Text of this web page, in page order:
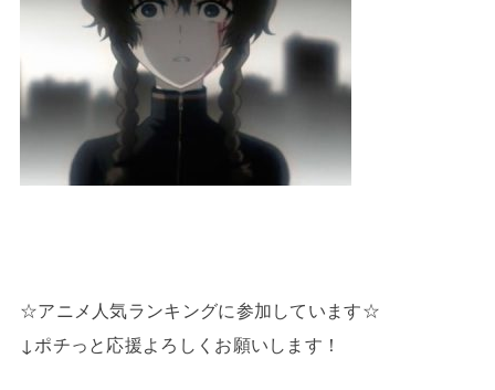
☆アニメ人気ランキングに参加しています☆
↓ポチっと応援よろしくお願いします！